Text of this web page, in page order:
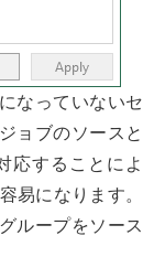
なっていないセ
ョブのソースと
応することによ
易になります。
ループをソース